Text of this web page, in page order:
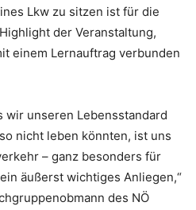
Lkw zu sitzen ist für die
der Veranstaltung,
einem Lernauftrag verbunden
wir unseren Lebensstandard
nicht leben könnten, ist uns
– ganz besonders für
äußerst wichtiges Anliegen,“
des NÖ